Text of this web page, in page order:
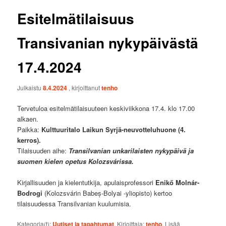
Esitelmätilaisuus
Transivanian nykypäivästä
17.4.2024
Julkaistu8.4.2024 , kirjoittanuttenho
Tervetuloa esitelmätilaisuuteen keskiviikkona 17.4. klo 17.00
alkaen.
Paikka: Kulttuuritalo Laikun Syrjä-neuvotteluhuone (4.
kerros).
Tilaisuuden aihe: Transilvanian unkarilaisten nykypäivä ja
suomen kielen opetus Kolozsvárissa.
Kirjallisuuden ja kielentutkija, apulaisprofessori Enikő Molnár-
Bodrogi (Kolozsvárin Babeș-Bolyai -yliopisto) kertoo
tilaisuudessa Transilvanian kuulumisia.
Kategoria(t): . Kirjoittaja: . Lisää